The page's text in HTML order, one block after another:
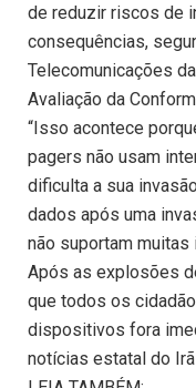
de reduzir riscos de
consequências,
Telecomunicações
Avaliação da
“Isso acontece
pagers não usam
dificulta a sua
dados após uma
não suportam muitas
Após as explosões
que todos os
dispositivos fora
notícias estatal do Irã